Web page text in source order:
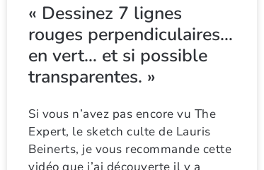
« Dessinez 7 lignes
rouges perpendiculaires…
en vert… et si possible
transparentes. »
Si vous n’avez pas encore vu The
Expert, le sketch culte de Lauris
Beinerts, je vous recommande cette
vidéo que j’ai découverte il y a